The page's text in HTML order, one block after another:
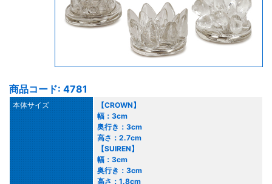
商品コード: 4781
本体サイズ
【CROWN】
幅：3cm
奥行き：3cm
高さ：2.7cm
【SUIREN】
幅：3cm
奥行き：3cm
高さ：1.8cm